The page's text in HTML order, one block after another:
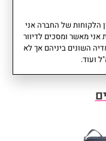
עומק: 2 סמ I רוחב: 20 סמ I גובה:
שנתיים
הלקוחות של החברה אני
מאשר ומסכים לדיוור
השונים ביניהם אך לא
ועוד.